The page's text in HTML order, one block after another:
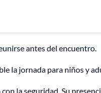
antes del encuentro.
la jornada para niños y
la seguridad. Su